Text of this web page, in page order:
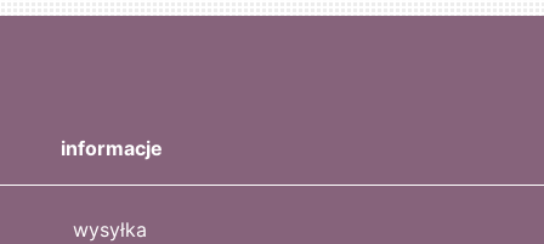
informacje
wysyłka